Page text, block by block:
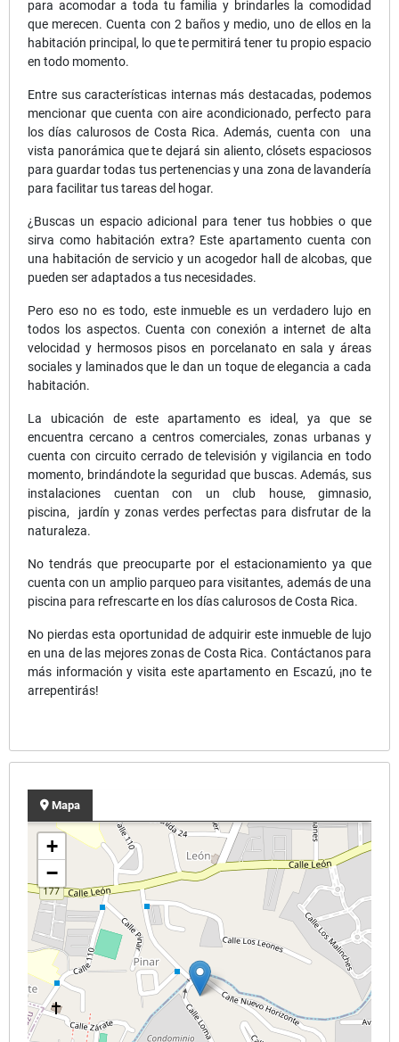
para acomodar a toda tu familia y brindarles la comodidad
que merecen. Cuenta con 2 baños y medio, uno de ellos en la
habitación principal, lo que te permitirá tener tu propio espacio
en todo momento.
Entre sus características internas más destacadas, podemos
mencionar que cuenta con aire acondicionado, perfecto para
los días calurosos de Costa Rica. Además, cuenta con una
vista panorámica que te dejará sin aliento, clósets espaciosos
para guardar todas tus pertenencias y una zona de lavandería
para facilitar tus tareas del hogar.
¿Buscas un espacio adicional para tener tus hobbies o que
sirva como habitación extra? Este apartamento cuenta con
una habitación de servicio y un acogedor hall de alcobas, que
pueden ser adaptados a tus necesidades.
Pero eso no es todo, este inmueble es un verdadero lujo en
todos los aspectos. Cuenta con conexión a internet de alta
velocidad y hermosos pisos en porcelanato en sala y áreas
sociales y laminados que le dan un toque de elegancia a cada
habitación.
La ubicación de este apartamento es ideal, ya que se
encuentra cercano a centros comerciales, zonas urbanas y
cuenta con circuito cerrado de televisión y vigilancia en todo
momento, brindándote la seguridad que buscas. Además, sus
instalaciones cuentan con un club house, gimnasio,
piscina, jardín y zonas verdes perfectas para disfrutar de la
naturaleza.
No tendrás que preocuparte por el estacionamiento ya que
cuenta con un amplio parqueo para visitantes, además de una
piscina para refrescarte en los días calurosos de Costa Rica.
No pierdas esta oportunidad de adquirir este inmueble de lujo
en una de las mejores zonas de Costa Rica. Contáctanos para
más información y visita este apartamento en Escazú, ¡no te
arrepentirás!
Mapa
+
−